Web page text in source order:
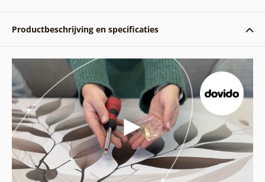
Productbeschrijving en specificaties